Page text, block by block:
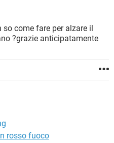
FACEBOOK
WHATSAPP
ANDROID
come fare per alzare il
?grazie anticipatamente
rosso fuoco